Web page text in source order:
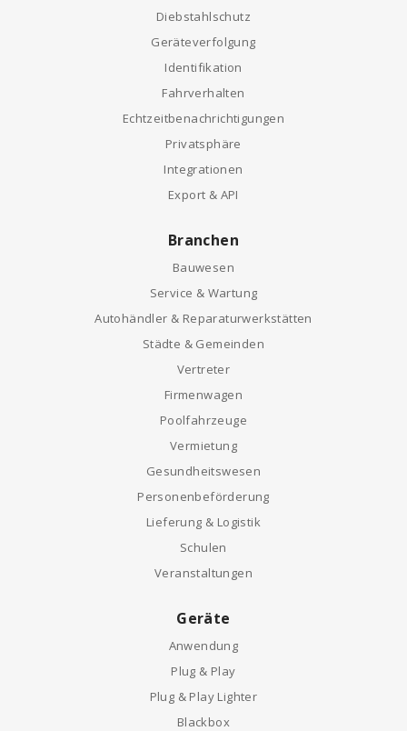
Diebstahlschutz
Geräteverfolgung
Identifikation
Fahrverhalten
Echtzeitbenachrichtigungen
Privatsphäre
Integrationen
Export & API
Branchen
Bauwesen
Service & Wartung
Autohändler & Reparaturwerkstätten
Städte & Gemeinden
Vertreter
Firmenwagen
Poolfahrzeuge
Vermietung
Gesundheitswesen
Personenbeförderung
Lieferung & Logistik
Schulen
Veranstaltungen
Geräte
Anwendung
Plug & Play
Plug & Play Lighter
Blackbox